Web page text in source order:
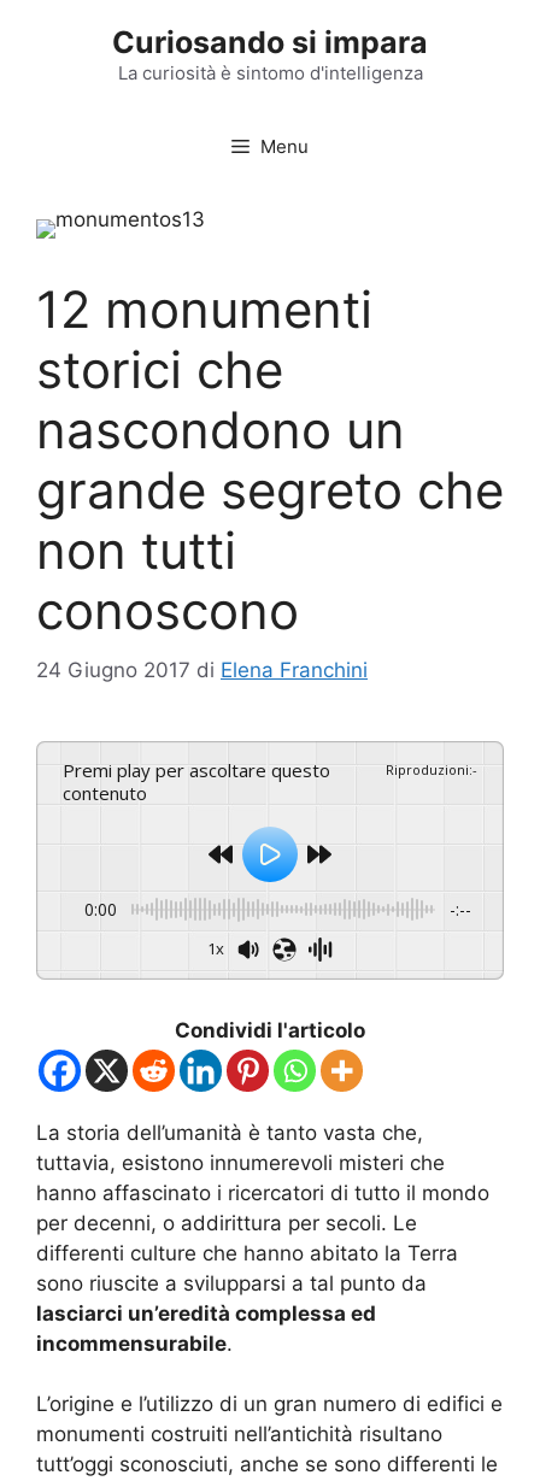
Curiosando si impara
La curiosità è sintomo d'intelligenza
Menu
12 monumenti
storici che
nascondono un
grande segreto che
non tutti
conoscono
24 Giugno 2017 di Elena Franchini
Premi play per ascoltare questo
contenuto
Riproduzioni:-
0:00 -:--
1x
Condividi l'articolo
La storia dell’umanità è tanto vasta che,
tuttavia, esistono innumerevoli misteri che
hanno affascinato i ricercatori di tutto il mondo
per decenni, o addirittura per secoli. Le
differenti culture che hanno abitato la Terra
sono riuscite a svilupparsi a tal punto da
lasciarci un’eredità complessa ed
incommensurabile.
L’origine e l’utilizzo di un gran numero di edifici e
monumenti costruiti nell’antichità risultano
tutt’oggi sconosciuti, anche se sono differenti le